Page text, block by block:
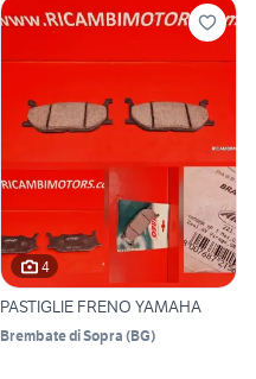
4
PASTIGLIE FRENO YAMAHA
Brembate di Sopra (BG)